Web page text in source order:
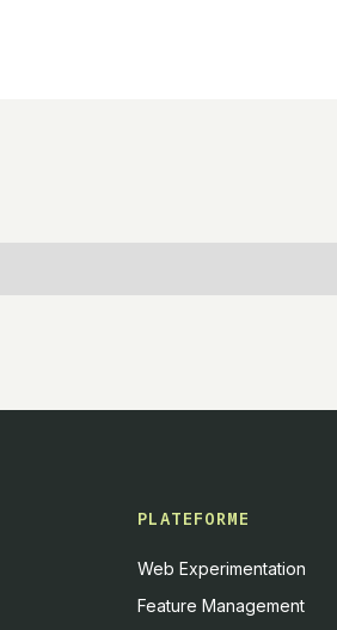
PLATEFORME
Web Experimentation
Feature Management